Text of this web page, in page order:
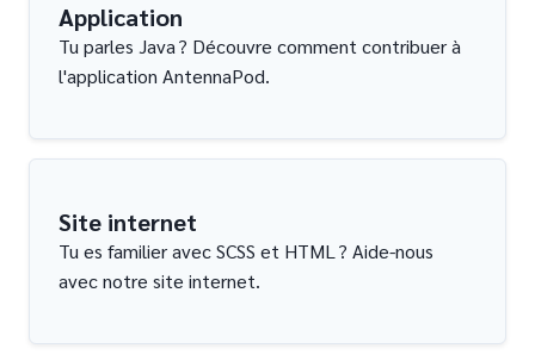
Application
Tu parles Java ? Découvre comment contribuer à
l'application AntennaPod.
Site internet
Tu es familier avec SCSS et HTML ? Aide-nous
avec notre site internet.